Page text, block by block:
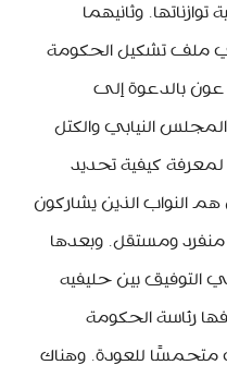
وثانيهما
ملف تشكيل الحكومة
بالدعوة إلى
النيابي والكتل
كيفية تحديد
هم النواب الذين يشاركون
ومستقل. وبعدها
التوفيق بين حليفيه
رئاسة الحكومة
متحمسًا للعودة. وهناك